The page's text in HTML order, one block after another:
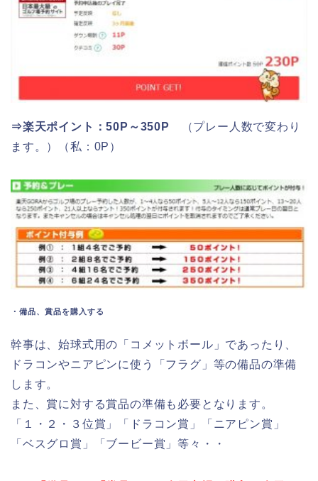
⇒楽天ポイント：50P～350P
（プレー人数で変わり
ます。）（私：0P）
・備品、賞品を購入する
幹事は、始球式用の「コメットボール」であったり、
ドラコンやニアピンに使う「フラグ」等の備品の準備
します。
また、賞に対する賞品の準備も必要となります。
「１・２・３位賞」「ドラコン賞」「ニアピン賞」
「ベスグロ賞」「ブービー賞」等々・・